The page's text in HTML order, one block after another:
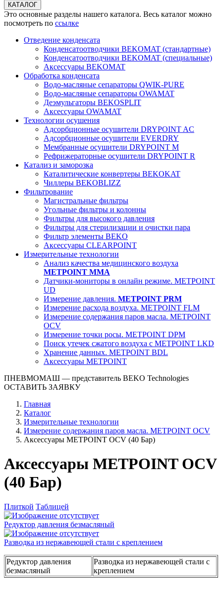
КАТАЛОГ
Это основные разделы нашего каталога. Весь каталог можно
посмотреть по ссылке
Отведение конденсата
Конденсатоотводчики BEKOMAT (стандартные)
Конденсатоотводчики BEKOMAT (специальные)
Аксессуары BEKOMAT
Обработка конденсата
Водо-масляные сепараторы QWIK-PURE
Водо-масляные сепараторы OWAMAT
Деэмульгаторы BEKOSPLIT
Аксессуары OWAMAT
Технологии осушения
Адсорбционные осушители DRYPOINT AC
Адсорбционные осушители EVERDRY
Мембранные осушители DRYPOINT M
Рефрижераторные осушители DRYPOINT R
Катализ и заморозка
Каталитические конвертеры BEKOKAT
Чиллеры BEKOBLIZZ
Фильтрование
Магистральные фильтры
Угольные фильтры и колонны
Фильтры для высокого давления
Фильтры для стерилизации и очистки пара
Фильтр элементы BEKO
Аксессуары CLEARPOINT
Измерительные технологии
Анализ качества медицинского воздуха
METPOINT MMA
Датчики-мониторы в онлайн режиме. METPOINT
UD
Измерение давления. METPOINT PRM
Измерение расхода воздуха. METPOINT FLM
Измерение содержания паров масла. METPOINT
OCV
Измерение точки росы. METPOINT DPM
Поиск утечек сжатого воздуха с METPOINT LKD
Хранение данных. METPOINT BDL
Аксессуары METPOINT
ПНЕВМОМАШ — представитель BEKO Technologies
ОСТАВИТЬ ЗАЯВКУ
Главная
Каталог
Измерительные технологии
Измерение содержания паров масла. METPOINT OCV
Аксессуары METPOINT OCV (40 Бар)
Аксессуары METPOINT OCV
(40 Бар)
Плиткой Таблицей
Редуктор давления безмасляный
Разводка из нержавеющей стали с креплением
Редуктор давления
безмасляный
Разводка из нержавеющей стали с
креплением